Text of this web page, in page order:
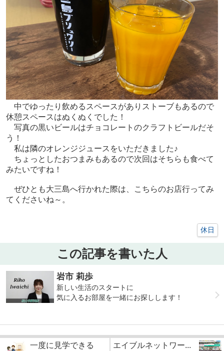
中でゆったり飲めるスペースがありストーブもあるので
休憩スペースはぬくぬくでした！
写真の黒いビールはチョコレートのクラフトビールだそ
う！
私は隣のオレンジジュースをいただきました♪
ちょっとしたおつまみもあるので次回はそちらも食べて
みたいですね！
ぜひとも大三島へ行かれた際は、こちらのお店行ってみ
てくださいね～。
休日
この記事を書いた人
岩市 莉歩
新しい生活のスタートに
気に入るお部屋を一緒にお探しします！
一度に見学できる
エイブルネットワー...